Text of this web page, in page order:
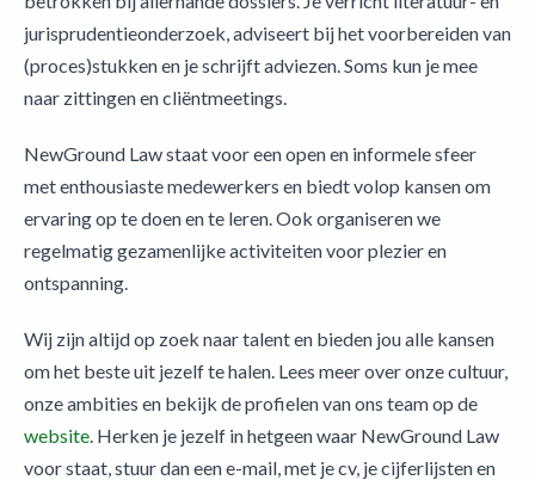
jurisprudentieonderzoek, adviseert bij het voorbereiden van
(proces)stukken en je schrijft adviezen. Soms kun je mee
naar zittingen en cliëntmeetings.
NewGround Law staat voor een open en informele sfeer
met enthousiaste medewerkers en biedt volop kansen om
ervaring op te doen en te leren. Ook organiseren we
regelmatig gezamenlijke activiteiten voor plezier en
ontspanning.
Wij zijn altijd op zoek naar talent en bieden jou alle kansen
om het beste uit jezelf te halen. Lees meer over onze cultuur,
onze ambities en bekijk de profielen van ons team op de
website. Herken je jezelf in hetgeen waar NewGround Law
voor staat, stuur dan een e-mail, met je cv, je cijferlijsten en